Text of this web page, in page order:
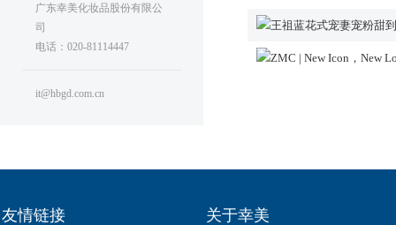
广东幸美化妆品股份有限公
司
电话：020-81114447
it@hbgd.com.cn
王祖蓝花式宠妻宠粉甜
ZMC | New Icon，New
友情链接 关于幸美